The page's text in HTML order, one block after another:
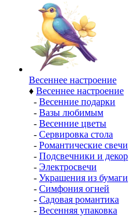
Весеннее настроение
♦ Весеннее настроение
- Весенние подарки
- Вазы любимым
- Весенние цветы
- Сервировка стола
- Романтические свечи
- Подсвечники и декор
- Электросвечи
- Украшения из бумаги
- Симфония огней
- Садовая романтика
- Весенняя упаковка